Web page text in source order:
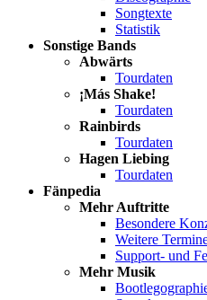
Songtexte
Statistik
Sonstige Bands
Abwärts
Tourdaten
¡Más Shake!
Tourdaten
Rainbirds
Tourdaten
Hagen Liebing
Tourdaten
Fänpedia
Mehr Auftritte
Besondere
Weitere
Support- und
Mehr Musik